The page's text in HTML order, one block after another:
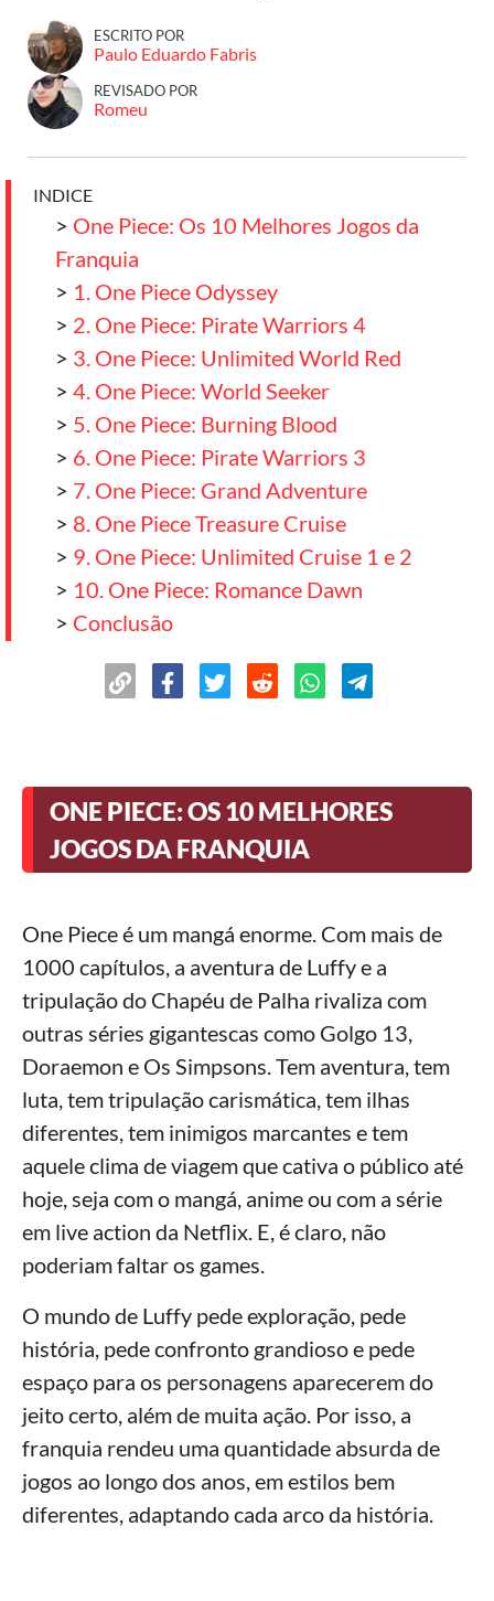
ESCRITO POR
Paulo Eduardo Fabris
REVISADO POR
Romeu
INDICE
> One Piece: Os 10 Melhores Jogos da
Franquia
> 1. One Piece Odyssey
> 2. One Piece: Pirate Warriors 4
> 3. One Piece: Unlimited World Red
> 4. One Piece: World Seeker
> 5. One Piece: Burning Blood
> 6. One Piece: Pirate Warriors 3
> 7. One Piece: Grand Adventure
> 8. One Piece Treasure Cruise
> 9. One Piece: Unlimited Cruise 1 e 2
> 10. One Piece: Romance Dawn
> Conclusão
ONE PIECE: OS 10 MELHORES
JOGOS DA FRANQUIA
One Piece é um mangá enorme. Com mais de
1000 capítulos, a aventura de Luffy e a
tripulação do Chapéu de Palha rivaliza com
outras séries gigantescas como Golgo 13,
Doraemon e Os Simpsons. Tem aventura, tem
luta, tem tripulação carismática, tem ilhas
diferentes, tem inimigos marcantes e tem
aquele clima de viagem que cativa o público até
hoje, seja com o mangá, anime ou com a série
em live action da Netflix. E, é claro, não
poderiam faltar os games.
O mundo de Luffy pede exploração, pede
história, pede confronto grandioso e pede
espaço para os personagens aparecerem do
jeito certo, além de muita ação. Por isso, a
franquia rendeu uma quantidade absurda de
jogos ao longo dos anos, em estilos bem
diferentes, adaptando cada arco da história.